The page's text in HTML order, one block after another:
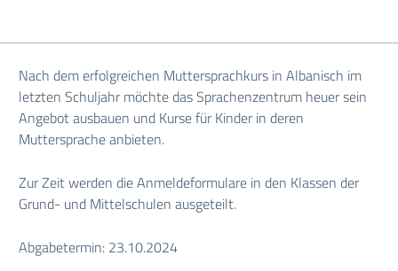
Nach dem erfolgreichen Muttersprachkurs in Albanisch im
letzten Schuljahr möchte das Sprachenzentrum heuer sein
Angebot ausbauen und Kurse für Kinder in deren
Muttersprache anbieten.
Zur Zeit werden die Anmeldeformulare in den Klassen der
Grund- und Mittelschulen ausgeteilt.
Abgabetermin: 23.10.2024